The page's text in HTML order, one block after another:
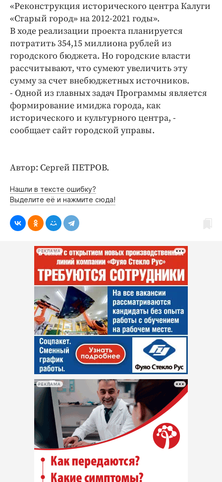
Издания
Медиаперсона
Интересное чтиво
Клиника года
Бренд года
Работодатель года
«Реконструкция исторического центра Калуги
«Старый город» на 2012-2021 годы».
В ходе реализации проекта планируется
потратить 354,15 миллиона рублей из
городского бюджета. Но городские власти
рассчитывают, что сумеют увеличить эту
сумму за счет внебюджетных источников.
- Одной из главных задач Программы является
формирование имиджа города, как
исторического и культурного центра, -
сообщает сайт городской управы.
Автор: Сергей ПЕТРОВ.
Нашли в тексте ошибку?
Выделите её и нажмите сюда!
РЕКЛАМА
РЕКЛАМА